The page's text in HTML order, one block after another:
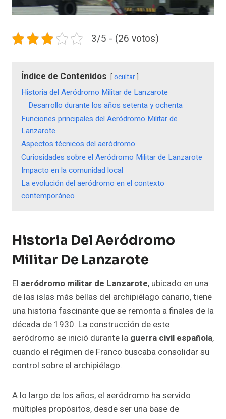
3/5 - (26 votos)
Índice de Contenidos ocultar
Historia del Aeródromo Militar de Lanzarote
Desarrollo durante los años setenta y ochenta
Funciones principales del Aeródromo Militar de
Lanzarote
Aspectos técnicos del aeródromo
Curiosidades sobre el Aeródromo Militar de Lanzarote
Impacto en la comunidad local
La evolución del aeródromo en el contexto
contemporáneo
Historia Del Aeródromo
Militar De Lanzarote
El aeródromo militar de Lanzarote, ubicado en una
de las islas más bellas del archipiélago canario, tiene
una historia fascinante que se remonta a finales de la
década de 1930. La construcción de este
aeródromo se inició durante la guerra civil española,
cuando el régimen de Franco buscaba consolidar su
control sobre el archipiélago.
A lo largo de los años, el aeródromo ha servido
múltiples propósitos, desde ser una base de